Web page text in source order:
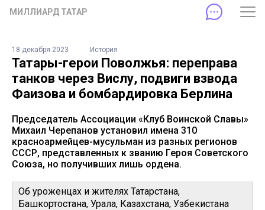
МИЛЛИАРД ТАТАР
18 декабря 2023 История
Татары-герои Поволжья: переправа
танков через Вислу, подвиги взвода
Фаизова и бомбардировка Берлина
Председатель Ассоциации «Клуб Воинской Славы»
Михаил Черепанов установил имена 310
красноармейцев-мусульман из разных регионов
СССР, представленных к званию Героя Советского
Союза, но получивших лишь ордена.
Об уроженцах и жителях Татарстана,
Башкортостана, Урала, Казахстана, Узбекистана